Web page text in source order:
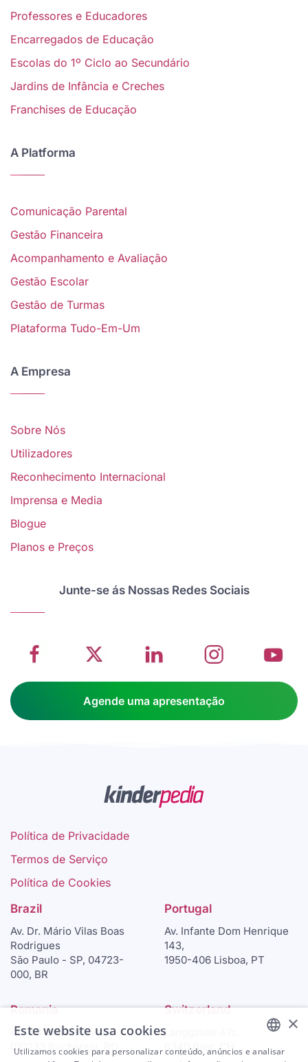
Professores e Educadores
Encarregados de Educação
Escolas do 1º Ciclo ao Secundário
Jardins de Infância e Creches
Franchises de Educação
A Platforma
Comunicação Parental
Gestão Financeira
Acompanhamento e Avaliação
Gestão Escolar
Gestão de Turmas
Plataforma Tudo-Em-Um
A Empresa
Sobre Nós
Utilizadores
Reconhecimento Internacional
Imprensa e Media
Blogue
Planos e Preços
Junte-se ás Nossas Redes Sociais
management
system
about
School
management
software
management
software
Agende uma apresentação
Política de Privacidade
Termos de Serviço
Política de Cookies
Brazil
Av. Dr. Mário Vilas Boas
Rodrigues
São Paulo - SP, 04723-
000, BR
Portugal
Av. Infante Dom Henrique
143,
1950-406 Lisboa, PT
Romania
46-48 Calea Plevnei
010233 Bucharest, RO
Switzerland
Langgasse 47c
6340 Baar, CH
×
Este website usa cookies
Utilizamos cookies para personalizar conteúdo, anúncios e analisar